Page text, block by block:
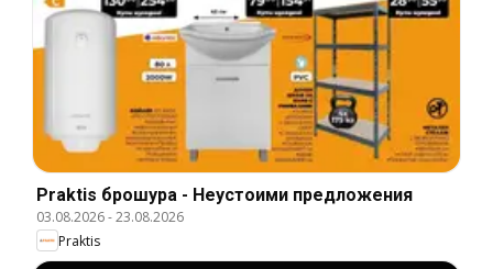
Praktis брошура - Неустоими предложения
03.08.2026-23.08.2026
Praktis